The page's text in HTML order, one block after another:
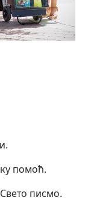
помоћ.
писмо.